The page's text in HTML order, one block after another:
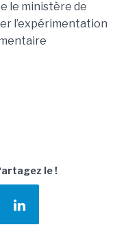
le ministère de
l’expérimentation
le !